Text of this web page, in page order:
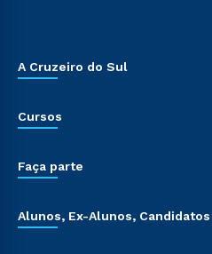
A Cruzeiro do Sul
Cursos
Faça parte
Alunos, Ex-Alunos, Candidatos